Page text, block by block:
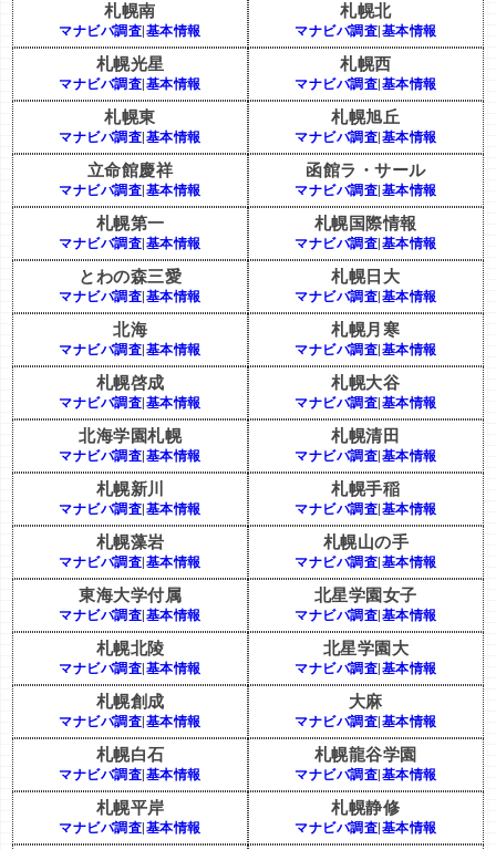
札幌南
マナビバ調査 基本情報
札幌北
マナビバ調査 基本情報
札幌光星
マナビバ調査 基本情報
札幌西
マナビバ調査 基本情報
札幌東
マナビバ調査 基本情報
札幌旭丘
マナビバ調査 基本情報
立命館慶祥
マナビバ調査 基本情報
函館ラ・サール
マナビバ調査 基本情報
札幌第一
マナビバ調査 基本情報
札幌国際情報
マナビバ調査 基本情報
とわの森三愛
マナビバ調査 基本情報
札幌日大
マナビバ調査 基本情報
北海
マナビバ調査 基本情報
札幌月寒
マナビバ調査 基本情報
札幌啓成
マナビバ調査 基本情報
札幌大谷
マナビバ調査 基本情報
北海学園札幌
マナビバ調査 基本情報
札幌清田
マナビバ調査 基本情報
札幌新川
マナビバ調査 基本情報
札幌手稲
マナビバ調査 基本情報
札幌藻岩
マナビバ調査 基本情報
札幌山の手
マナビバ調査 基本情報
東海大学付属
マナビバ調査 基本情報
北星学園女子
マナビバ調査 基本情報
札幌北陵
マナビバ調査 基本情報
北星学園大
マナビバ調査 基本情報
札幌創成
マナビバ調査 基本情報
大麻
マナビバ調査 基本情報
札幌白石
マナビバ調査 基本情報
札幌龍谷学園
マナビバ調査 基本情報
札幌平岸
マナビバ調査 基本情報
札幌静修
マナビバ調査 基本情報